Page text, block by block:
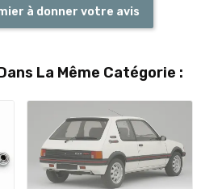
à donner votre avis
La Même Catégorie :